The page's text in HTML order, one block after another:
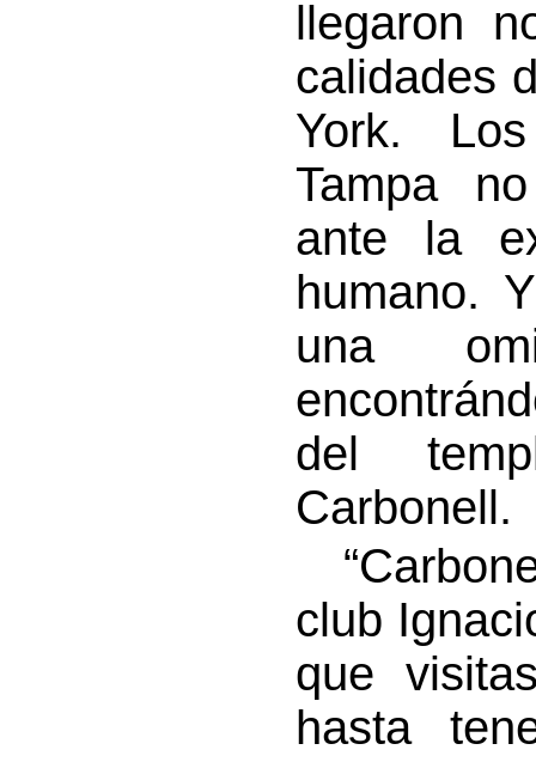
llegaron
calidades
York.
Tampa
ante la
humano.
una
del
Carbonell.
club
que
hasta